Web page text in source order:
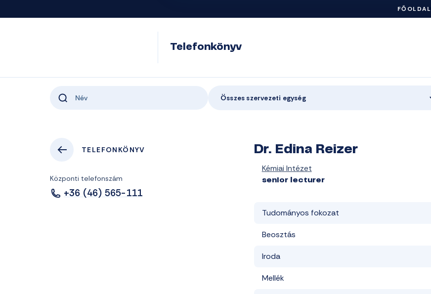
FŐOLDAL
Telefonkönyv
Összes szervezeti egység
TELEFONKÖNYV
Központi telefonszám
+36 (46) 565-111
Dr. Edina Reizer
Kémiai Intézet
senior lecturer
Tudományos fokozat
Beosztás
Iroda
Mellék